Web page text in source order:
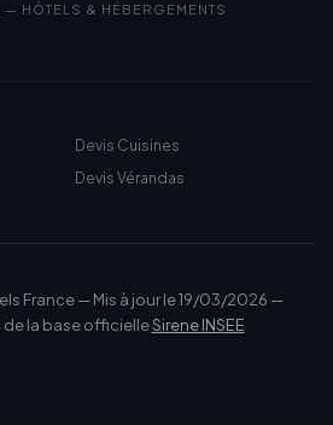
— HÔTELS & HÉBERGEMENTS
Devis Cuisines
Devis Vérandas
France — Mis à jour le 19/03/2026 —
de la base officielleSirene INSEE